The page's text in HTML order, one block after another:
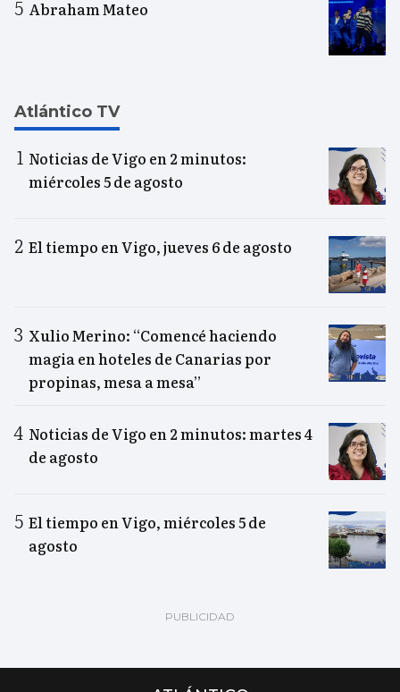
Abraham Mateo
Atlántico TV
Noticias de Vigo en 2 minutos:
miércoles 5 de agosto
El tiempo en Vigo, jueves 6 de agosto
Xulio Merino: “Comencé haciendo
magia en hoteles de Canarias por
propinas, mesa a mesa”
Noticias de Vigo en 2 minutos: martes 4
de agosto
El tiempo en Vigo, miércoles 5 de
agosto